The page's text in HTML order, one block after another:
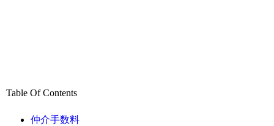
Table Of Contents
仲介手数料